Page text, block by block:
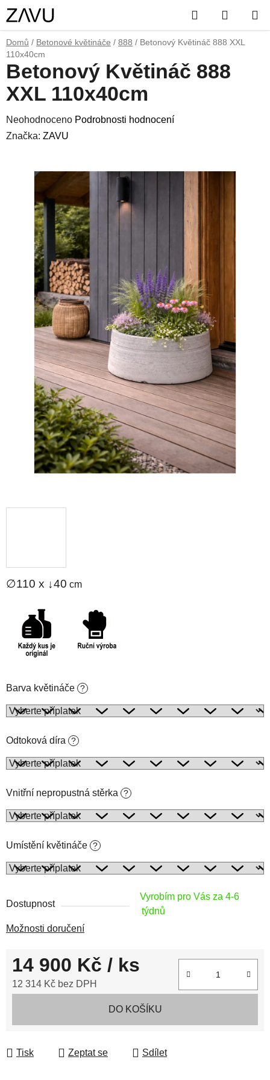
na
obsah
Hledat
KOŠÍK
Domů / Betonové květináče / 888 / Betonový Květináč 888 XXL
110x40cm
∅110 x ↓40 cm
Barva květináče ?
Odtoková díra ?
Vnitřní nepropustná stěrka ?
Umístění květináče ?
Dostupnost
Vyrobím pro Vás za 4-6
týdnů
Možnosti doručení
14 900 Kč / ks
12 314 Kč bez DPH
DO KOŠÍKU
Tisk Zeptat se Sdílet
Betonový Květináč 888
XXL 110x40cm
Průměrné
hodnocení
hvězdiček.
Neohodnoceno Podrobnosti hodnocení
Značka: ZAVU